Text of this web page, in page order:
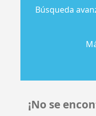
Búsqueda
¡No se